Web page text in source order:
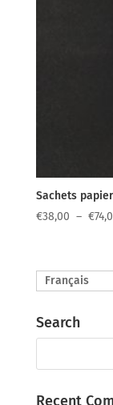
Sachets
€38,00 – €
Français
Search
Recent